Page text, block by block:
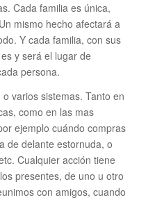
Cada familia es única,
mismo hecho afectará a
Y cada familia, con sus
y será el lugar de
persona.
varios sistemas. Tanto en
como en las mas
ejemplo cuándo compras
de delante estornuda, o
Cualquier acción tiene
presentes, de uno u otro
con amigos, cuando